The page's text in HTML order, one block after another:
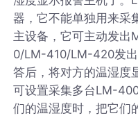
器，它不能单独用来采
主设备，它可主动发
0/LM-410/LM-420发
答后，将对方的温湿度
可设置采集多台LM-
们的温湿度时，把它们